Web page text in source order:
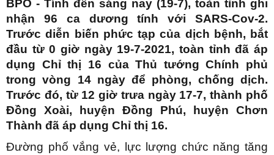
BPO - Tính đến sáng nay (19-7), toàn tỉnh ghi
nhận 96 ca dương tính với SARS-Cov-2.
Trước diễn biến phức tạp của dịch bệnh, bắt
đầu từ 0 giờ ngày 19-7-2021, toàn tỉnh đã áp
dụng Chỉ thị 16 của Thủ tướng Chính phủ
trong vòng 14 ngày để phòng, chống dịch.
Trước đó, từ 12 giờ trưa ngày 17-7, thành phố
Đồng Xoài, huyện Đồng Phú, huyện Chơn
Thành đã áp dụng Chỉ thị 16.
Đường phố vắng vẻ, lực lượng chức năng tăng